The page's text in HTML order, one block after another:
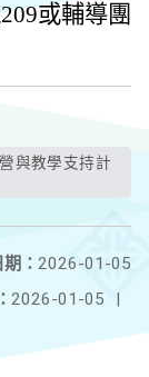
209或輔導團
： 2026-01-05
2026-01-05 |